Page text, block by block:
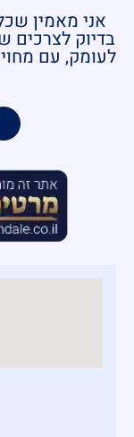
אני מאמין
בדיוק לצרכים
לעומק, עם